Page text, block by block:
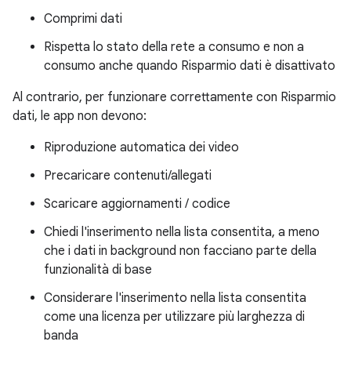
Comprimi dati
Rispetta lo stato della rete a consumo e non a
consumo anche quando Risparmio dati è disattivato
Al contrario, per funzionare correttamente con Risparmio
dati, le app non devono:
Riproduzione automatica dei video
Precaricare contenuti/allegati
Scaricare aggiornamenti / codice
Chiedi l'inserimento nella lista consentita, a meno
che i dati in background non facciano parte della
funzionalità di base
Considerare l'inserimento nella lista consentita
come una licenza per utilizzare più larghezza di
banda